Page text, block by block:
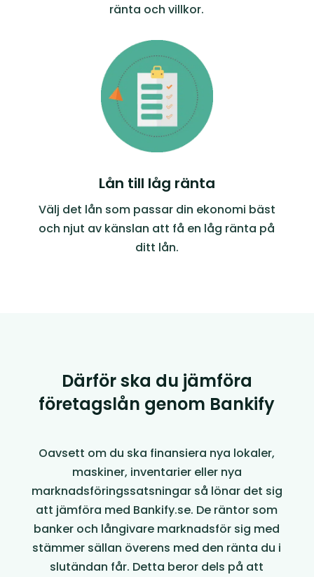
ränta och villkor.
Lån till låg ränta
Välj det lån som passar din ekonomi bäst
och njut av känslan att få en låg ränta på
ditt lån.
Därför ska du jämföra
företagslån genom Bankify
Oavsett om du ska finansiera nya lokaler,
maskiner, inventarier eller nya
marknadsföringssatsningar så lönar det sig
att jämföra med Bankify.se. De räntor som
banker och långivare marknadsför sig med
stämmer sällan överens med den ränta du i
slutändan får. Detta beror dels på att